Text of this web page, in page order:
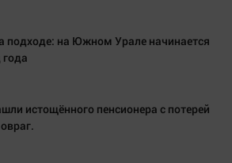
подходе: на Южном Урале начинается
истощённого пенсионера с потерей